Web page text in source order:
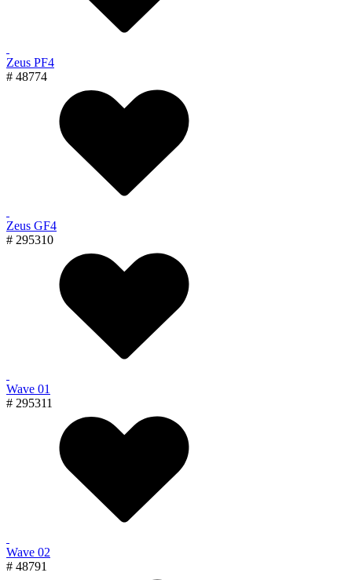
Zeus PF4
# 48774
Zeus GF4
# 295310
Wave 01
# 295311
Wave 02
# 48791